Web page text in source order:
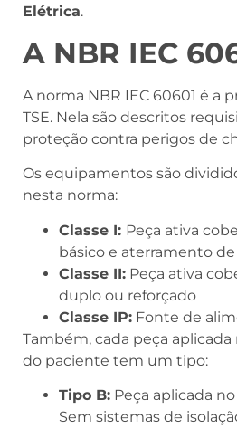
Elétrica.
A NBR IEC
A norma NBR IEC 60601 é a
TSE. Nela são descritos
proteção contra perigos de
Os equipamentos são
nesta norma:
Classe I: Peça ativa
básico e aterramento
Classe II: Peça ativa
duplo ou reforçado
Classe IP: Fonte de
Também, cada peça
do paciente tem um tipo:
Tipo B: Peça aplicada
Sem sistemas de